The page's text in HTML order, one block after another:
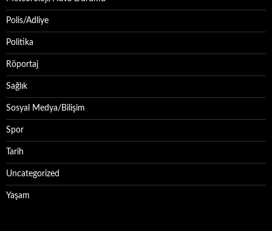
Polis/Adliye
Politika
Röportaj
Sağlık
Sosyal Medya/Bilişim
Spor
Tarih
Uncategorized
Yaşam